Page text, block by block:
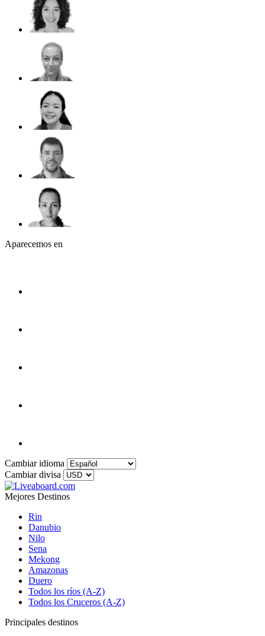
Aparecemos en
Cambiar idioma
Cambiar divisa
Mejores Destinos
Rin
Danubio
Nilo
Sena
Mekong
Amazonas
Duero
Todos los ríos (A-Z)
Todos los Cruceros (A-Z)
Principales destinos